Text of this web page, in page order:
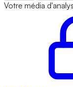
Votre média